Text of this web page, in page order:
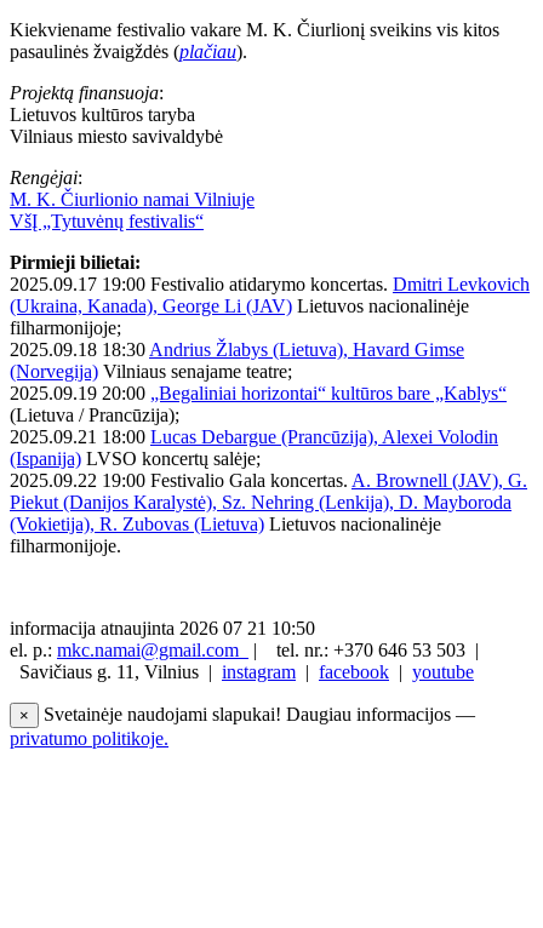
Kiekviename festivalio vakare M. K. Čiurlionį sveikins vis kitos
pasaulinės žvaigždės (plačiau).
Projektą finansuoja:
Lietuvos kultūros taryba
Vilniaus miesto savivaldybė
Rengėjai:
M. K. Čiurlionio namai Vilniuje
VšĮ „Tytuvėnų festivalis“
Pirmieji bilietai:
2025.09.17 19:00 Festivalio atidarymo koncertas. Dmitri Levkovich
(Ukraina, Kanada), George Li (JAV) Lietuvos nacionalinėje
filharmonijoje;
2025.09.18 18:30 Andrius Žlabys (Lietuva), Havard Gimse
(Norvegija) Vilniaus senajame teatre;
2025.09.19 20:00 „Begaliniai horizontai“ kultūros bare „Kablys“
(Lietuva / Prancūzija);
2025.09.21 18:00 Lucas Debargue (Prancūzija), Alexei Volodin
(Ispanija) LVSO koncertų salėje;
2025.09.22 19:00 Festivalio Gala koncertas. A. Brownell (JAV), G.
Piekut (Danijos Karalystė), Sz. Nehring (Lenkija), D. Mayboroda
(Vokietija), R. Zubovas (Lietuva) Lietuvos nacionalinėje
filharmonijoje.
informacija atnaujinta 2026 07 21 10:50
el. p.: mkc.namai@gmail.com |
tel. nr.: +370 646 53 503 |
Savičiaus g. 11, Vilnius | instagram | facebook | youtube
×
Svetainėje naudojami slapukai! Daugiau informacijos —
privatumo politikoje.